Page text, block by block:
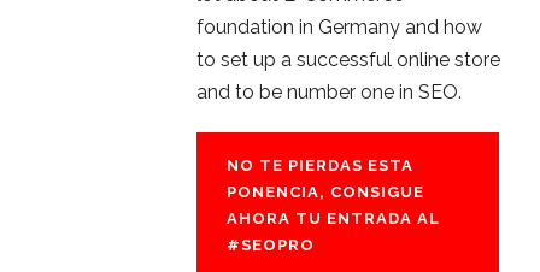
foundation in Germany and how
to set up a successful online store
and to be number one in SEO.
NO TE PIERDAS ESTA
PONENCIA, CONSIGUE
AHORA TU ENTRADA AL
#SEOPRO